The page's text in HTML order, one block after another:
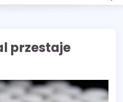
przestaje